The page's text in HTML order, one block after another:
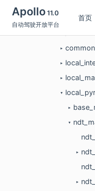
Apollo11.0
自动驾驶开放平台
首页
launch
► common
►
►
▼
►
▼
►
►